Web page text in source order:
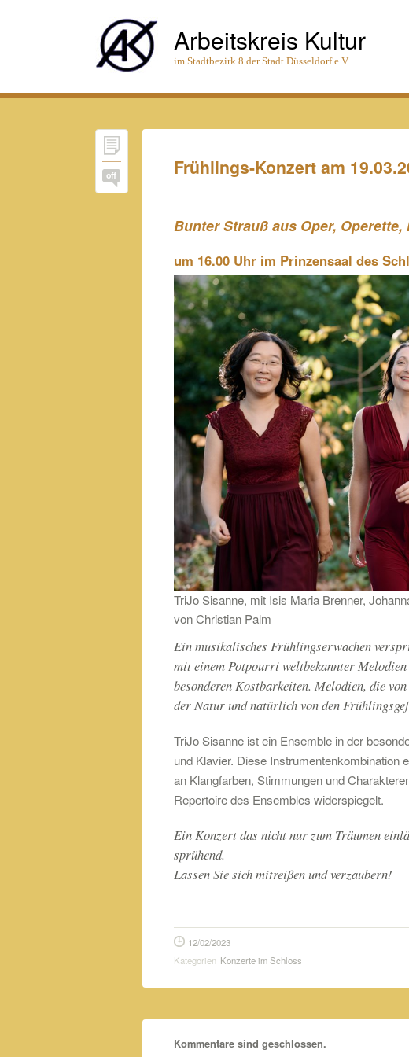
Arbeitskreis Kultur
im Stadtbezirk 8 der Stadt Düsseldorf e.V
off Frühlings-Konzert am
Bunter Strauß aus Oper, Operette,
um 16.00 Uhr im Prinzensaal des
TriJo Sisanne, mit Isis Maria Brenner,
von Christian Palm
Ein musikalisches Frühlingserwachen
mit einem Potpourri weltbekannter
besonderen Kostbarkeiten. Melodien, die
der Natur und natürlich von den
TriJo Sisanne ist ein Ensemble in der
und Klavier. Diese Instrumentenkombination
an Klangfarben, Stimmungen und
Repertoire des Ensembles widerspiegelt.
Ein Konzert das nicht nur zum Träumen
sprühend.
Lassen Sie sich mitreißen und verzaubern!
12/02/2023
Kategorien Konzerte im Schloss
Kommentare sind geschlossen.